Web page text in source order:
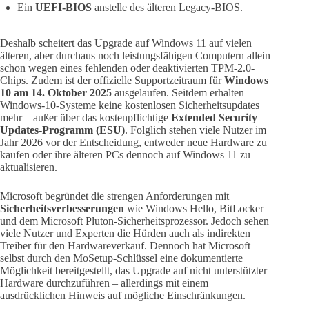
Ein UEFI-BIOS anstelle des älteren Legacy-BIOS.
Deshalb scheitert das Upgrade auf Windows 11 auf vielen
älteren, aber durchaus noch leistungsfähigen Computern allein
schon wegen eines fehlenden oder deaktivierten TPM-2.0-
Chips. Zudem ist der offizielle Supportzeitraum fürWindows
10 am 14. Oktober 2025 ausgelaufen. Seitdem erhalten
Windows-10-Systeme keine kostenlosen Sicherheitsupdates
mehr – außer über das kostenpflichtige Extended Security
Updates-Programm (ESU). Folglich stehen viele Nutzer im
Jahr 2026 vor der Entscheidung, entweder neue Hardware zu
kaufen oder ihre älteren PCs dennoch auf Windows 11 zu
aktualisieren.
Microsoft begründet die strengen Anforderungen mit
Sicherheitsverbesserungen wie Windows Hello, BitLocker
und dem Microsoft Pluton-Sicherheitsprozessor. Jedoch sehen
viele Nutzer und Experten die Hürden auch als indirekten
Treiber für den Hardwareverkauf. Dennoch hat Microsoft
selbst durch den MoSetup-Schlüssel eine dokumentierte
Möglichkeit bereitgestellt, das Upgrade auf nicht unterstützter
Hardware durchzuführen – allerdings mit einem
ausdrücklichen Hinweis auf mögliche Einschränkungen.